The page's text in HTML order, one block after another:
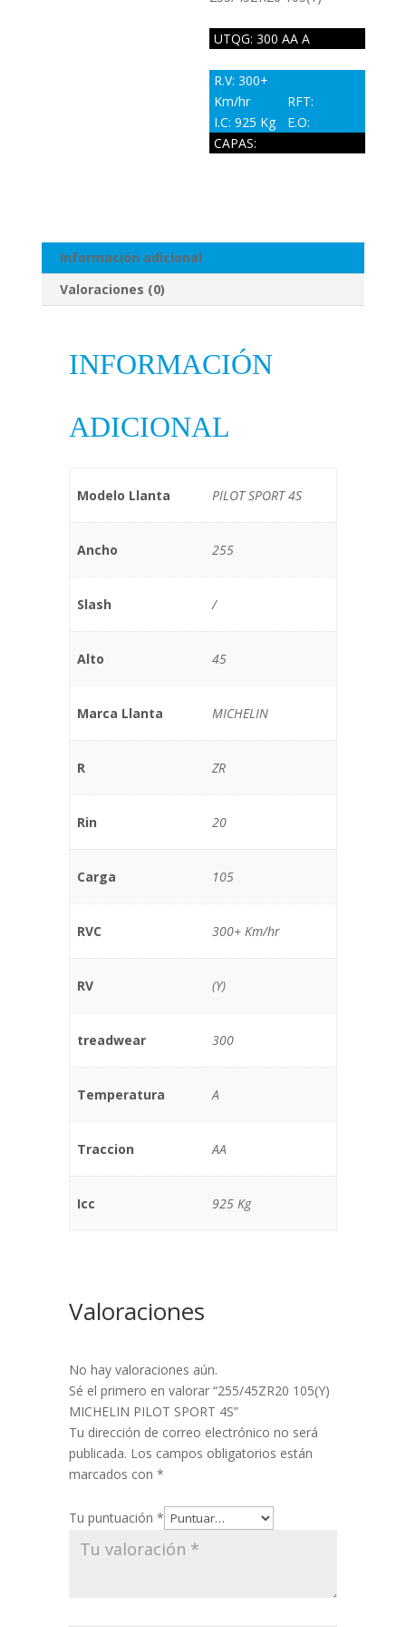
UTQG: 300 AA A
R.V: 300+
Km/hr
RFT:
I.C: 925 Kg
E.O:
CAPAS:
Información adicional
Valoraciones (0)
INFORMACIÓN
ADICIONAL
Modelo Llanta PILOT SPORT 4S
Ancho 255
Slash /
Alto 45
Marca Llanta MICHELIN
R ZR
Rin 20
Carga 105
RVC 300+ Km/hr
RV (Y)
treadwear 300
Temperatura A
Traccion AA
Icc 925 Kg
Valoraciones
No hay valoraciones aún.
Sé el primero en valorar “255/45ZR20 105(Y)
MICHELIN PILOT SPORT 4S”
Tu dirección de correo electrónico no será
publicada. Los campos obligatorios están
marcados con *
Tu puntuación *